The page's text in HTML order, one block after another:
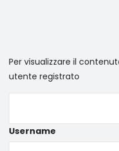
Per visualizzare il
utente registrato
Username